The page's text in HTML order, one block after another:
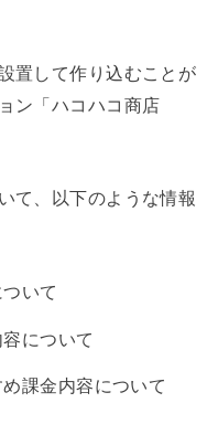
置して作り込むことが
ン「ハコハコ商店
て、以下のような情報
いて
について
課金内容について